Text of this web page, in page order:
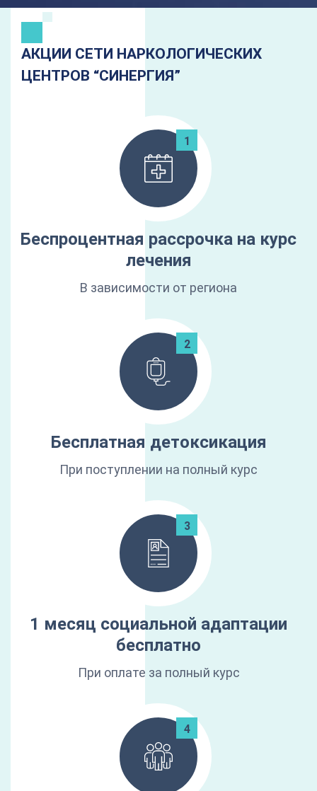
АКЦИИ СЕТИ НАРКОЛОГИЧЕСКИХ
ЦЕНТРОВ “СИНЕРГИЯ”
Беспроцентная рассрочка на курс
лечения
В зависимости от региона
Бесплатная детоксикация
При поступлении на полный курс
1 месяц социальной адаптации
бесплатно
При оплате за полный курс